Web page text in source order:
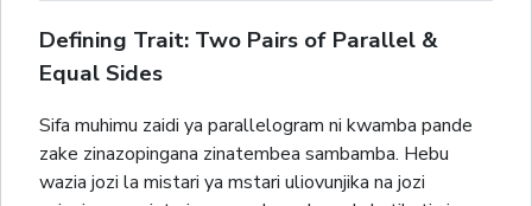
Defining Trait: Two Pairs of Parallel &
Equal Sides
Sifa muhimu zaidi ya parallelogram ni kwamba pande
zake zinazopingana zinatembea sambamba. Hebu
wazia jozi la mistari ya mstari uliovunjika na jozi